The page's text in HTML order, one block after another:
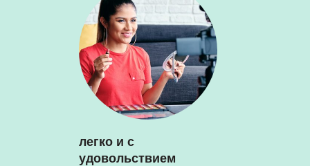
легко и с
удовольствием